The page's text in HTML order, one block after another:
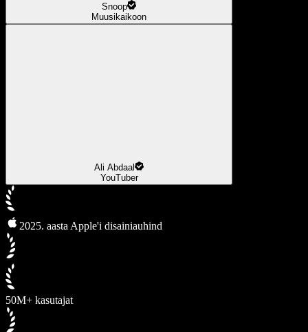
Snoop
Muusikaikoon
Ali Abdaal
YouTuber
2025. aasta Apple'i disainiauhind
50M+ kasutajat